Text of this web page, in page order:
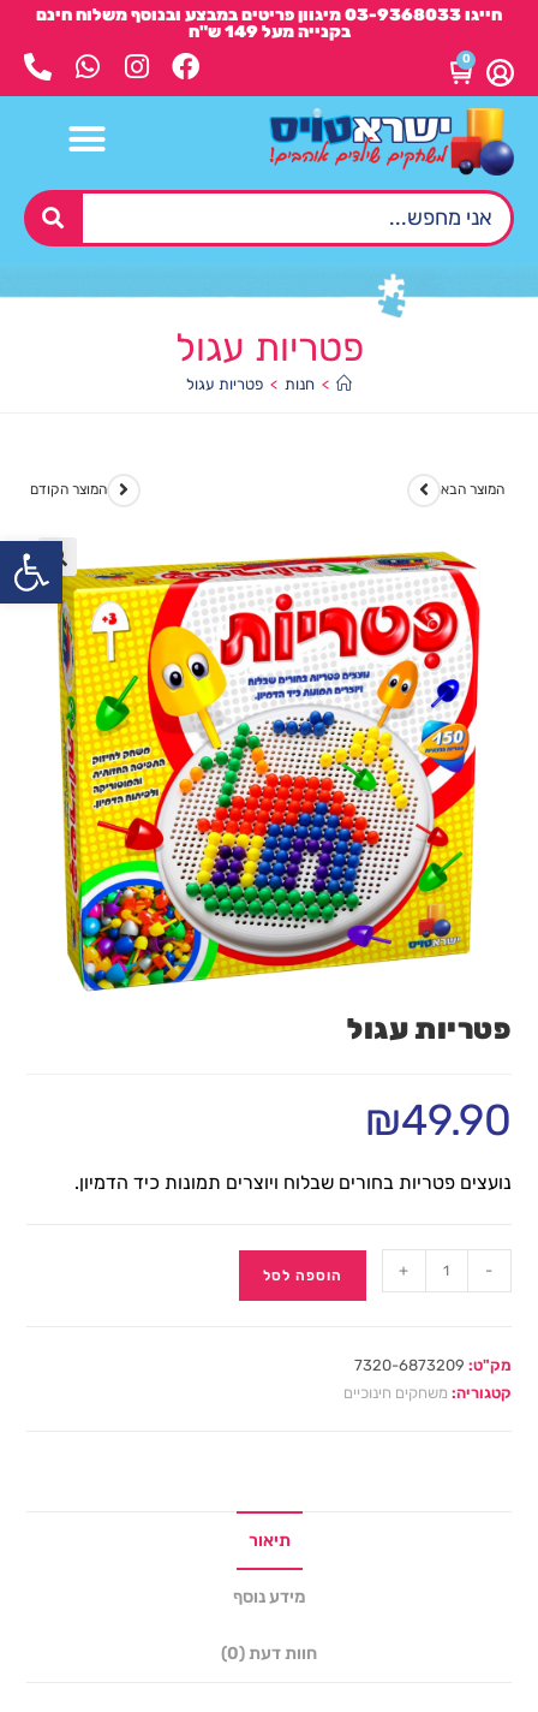
חייגו 03-9368033 מיגוון פריטים במבצע ובנוסף משלוח חינם
בקנייה מעל 149 ש"ח
0
פטריות עגול
> חנות > פטריות עגול
המוצר הקודם המוצר הבא
פטריות עגול
₪49.90
נועצים פטריות בחורים שבלוח ויוצרים תמונות כיד הדמיון.
-
+ הוספה לסל
מק"ט: 7320-6873209
קטגוריה: משחקים חינוכיים
תיאור
מידע נוסף
חוות דעת (0)